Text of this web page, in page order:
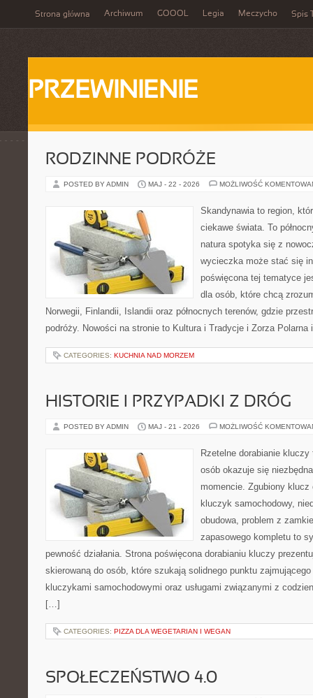
Strona główna Archiwum GOOOL Legia Meczycho Spis
PRZEWINIENIE
RODZINNE PODRÓŻE
POSTED BY ADMIN MAJ - 22 - 2026 MOŻLIWOŚĆ
Skandynawia to region,
ciekawe świata. To
natura spotyka się z
wycieczka może stać się
poświęcona tej tematyce
dla osób, które chcą
Norwegii, Finlandii, Islandii oraz północnych terenów, gdzie
podróży. Nowości na stronie to Kultura i Tradycje i Zorza
CATEGORIES: KUCHNIA NAD MORZEM
HISTORIE I PRZYPADKI Z DRÓG
POSTED BY ADMIN MAJ - 21 - 2026 MOŻLIWOŚĆ
Rzetelne dorabianie
osób okazuje się
momencie. Zgubiony
kluczyk samochodowy,
obudowa, problem z
zapasowego kompletu to
pewność działania. Strona poświęcona dorabianiu kluczy
skierowaną do osób, które szukają solidnego punktu
kluczykami samochodowymi oraz usługami związanymi z
[…]
CATEGORIES: PIZZA DLA WEGETARIAN I WEGAN
SPOŁECZEŃSTWO 4.0